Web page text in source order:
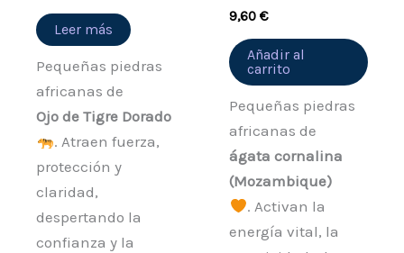
Leer más
Pequeñas piedras
africanas de
Ojo de Tigre Dorado
. Atraen fuerza,
protección y
claridad,
despertando la
confianza y la
9,60€
Añadir al
carrito
Pequeñas piedras
africanas de
ágata cornalina
(Mozambique)
. Activan la
energía vital, la